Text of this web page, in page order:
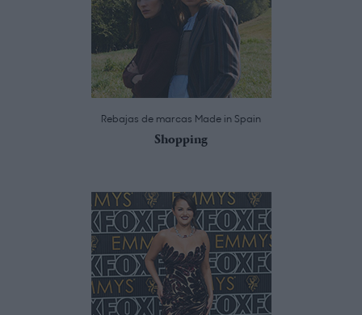
Rebajas de marcas Made in Spain
Shopping